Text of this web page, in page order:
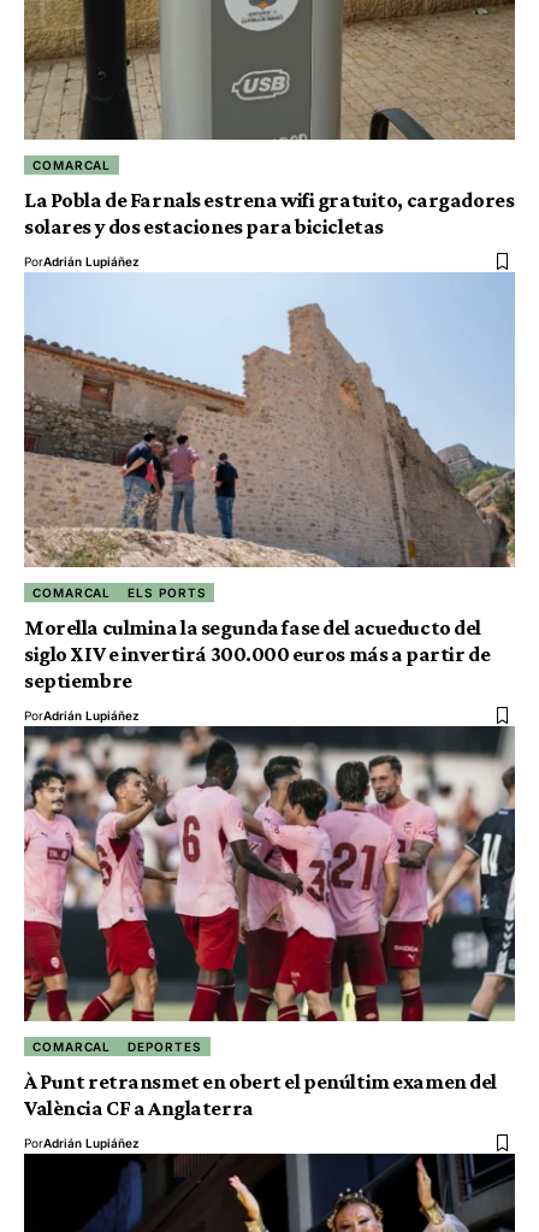
COMARCAL
La Pobla de Farnals estrena wifi gratuito, cargadores
solares y dos estaciones para bicicletas
PorAdrián Lupiáñez
COMARCAL ELS PORTS
Morella culmina la segunda fase del acueducto del
siglo XIV e invertirá 300.000 euros más a partir de
septiembre
PorAdrián Lupiáñez
COMARCAL DEPORTES
À Punt retransmet en obert el penúltim examen del
València CF a Anglaterra
PorAdrián Lupiáñez